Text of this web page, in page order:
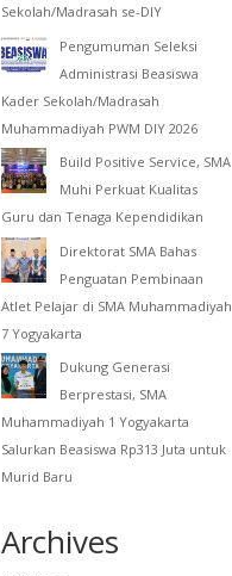
Sekolah/Madrasah se-DIY
Pengumuman Seleksi
Administrasi Beasiswa
Kader Sekolah/Madrasah
Muhammadiyah PWM DIY 2026
Build Positive Service, SMA
Muhi Perkuat Kualitas
Guru dan Tenaga Kependidikan
Direktorat SMA Bahas
Penguatan Pembinaan
Atlet Pelajar di SMA Muhammadiyah
7 Yogyakarta
Dukung Generasi
Berprestasi, SMA
Muhammadiyah 1 Yogyakarta
Salurkan Beasiswa Rp313 Juta untuk
Murid Baru
Archives